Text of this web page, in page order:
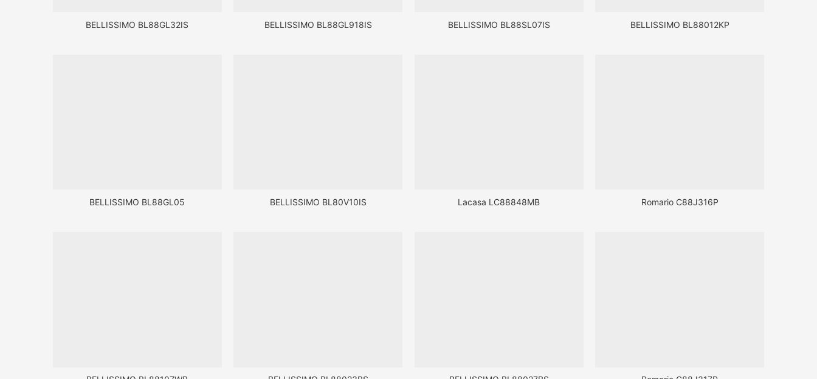
BELLISSIMO BL88GL32IS BELLISSIMO BL88GL918IS BELLISSIMO BL88SL07IS BELLISSIMO BL88012KP
BELLISSIMO BL88GL05 BELLISSIMO BL80V10IS Lacasa LC88848MB Romario C88J316P